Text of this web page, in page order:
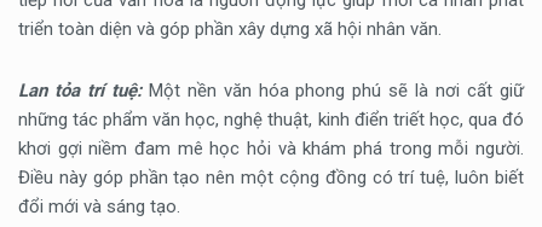
triển toàn diện và góp phần xây dựng xã hội nhân văn.
Lan tỏa trí tuệ: Một nền văn hóa phong phú sẽ là nơi cất giữ
những tác phẩm văn học, nghệ thuật, kinh điển triết học, qua đó
khơi gợi niềm đam mê học hỏi và khám phá trong mỗi người.
Điều này góp phần tạo nên một cộng đồng có trí tuệ, luôn biết
đổi mới và sáng tạo.